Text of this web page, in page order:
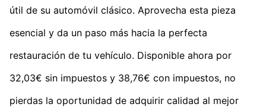
útil de su automóvil clásico. Aprovecha esta pieza
esencial y da un paso más hacia la perfecta
restauración de tu vehículo. Disponible ahora por
32,03€ sin impuestos y 38,76€ con impuestos, no
pierdas la oportunidad de adquirir calidad al mejor